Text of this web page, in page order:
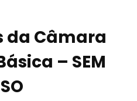
da Câmara
– SEM